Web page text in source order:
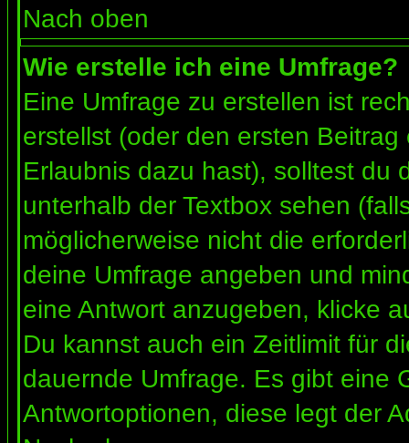
Nach oben
Wie erstelle ich eine Umfrage?
Eine Umfrage zu erstellen ist
erstellst (oder den ersten
Erlaubnis dazu hast), solltest du
unterhalb der Textbox sehen
möglicherweise nicht die
deine Umfrage angeben und
eine Antwort anzugeben, klicke
Du kannst auch ein Zeitlimit für
dauernde Umfrage. Es gibt eine
Antwortoptionen, diese legt der